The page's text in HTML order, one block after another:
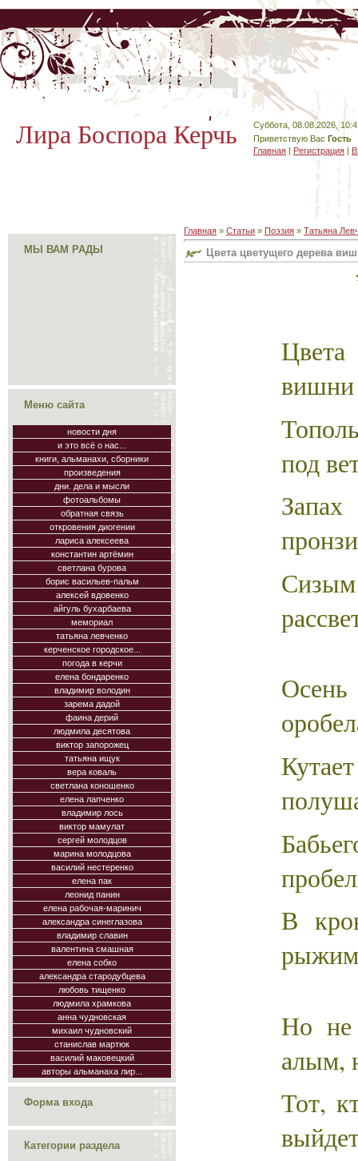
Лира Боспора Керчь
Суббота, 08.08.2026,
Приветствую Вас Гость
Главная | Регистрация |
МЫ ВАМ РАДЫ
Меню сайта
новости дня
и это всё о нас...
книги, альманахи, сборники
произведения
дни. дела и мысли
фотоальбомы
обратная связь
откровения диогении
лариса алексеева
константин артёмин
светлана бурова
борис васильев-пальм
алексей вдовенко
айгуль бухарбаева
мемориал
татьяна левченко
керченское городское...
погода в керчи
елена бондаренко
владимир володин
зарема дадой
фаина дерий
людмила десятова
виктор запорожец
татьяна ищук
вера коваль
светлана коношенко
елена лапченко
владимир лось
виктор мамулат
сергей молодцов
марина молодцова
василий нестеренко
елена пак
леонид панин
елена рабочая-маринич
александра синеглазова
владимир славин
валентина смашная
елена собко
александра стародубцева
любовь тищенко
людмила храмкова
анна чудновская
михаил чудновский
станислав мартюк
василий маковецкий
авторы альманаха лир...
Форма входа
Категории раздела
Главная » Статьи » Поэзия » Татьяна
Цвета цветущего дерева
вишни
под
Сизым
В
Но
алым,
Тот,